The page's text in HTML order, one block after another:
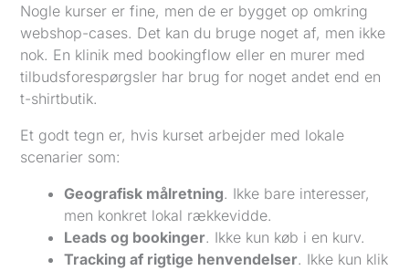
Nogle kurser er fine, men de er bygget op omkring
webshop-cases. Det kan du bruge noget af, men ikke
nok. En klinik med bookingflow eller en murer med
tilbudsforespørgsler har brug for noget andet end en
t-shirtbutik.
Et godt tegn er, hvis kurset arbejder med lokale
scenarier som:
Geografisk målretning. Ikke bare interesser,
men konkret lokal rækkevidde.
Leads og bookinger. Ikke kun køb i en kurv.
Tracking af rigtige henvendelser. Ikke kun klik